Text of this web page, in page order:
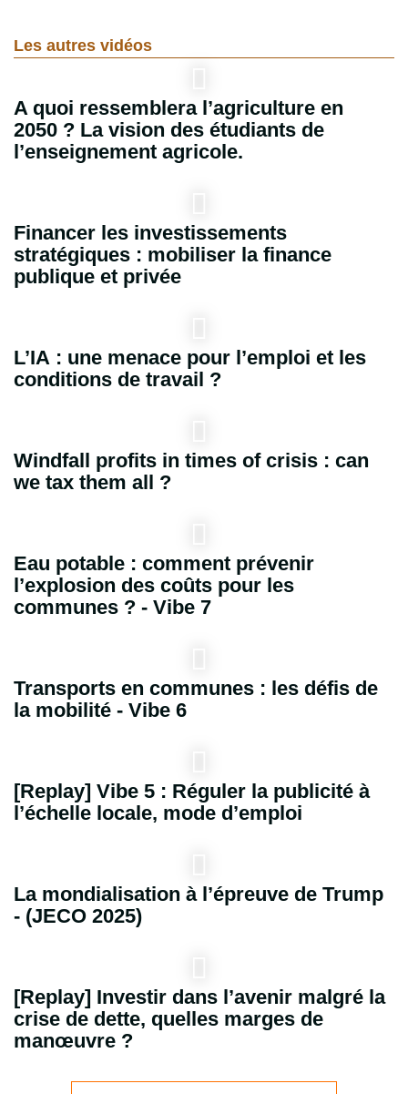
Les autres vidéos
A quoi ressemblera l’agriculture en
2050 ? La vision des étudiants de
l’enseignement agricole.
Financer les investissements
stratégiques : mobiliser la finance
publique et privée
L’IA : une menace pour l’emploi et les
conditions de travail ?
Windfall profits in times of crisis : can
we tax them all ?
Eau potable : comment prévenir
l’explosion des coûts pour les
communes ? - Vibe 7
Transports en communes : les défis de
la mobilité - Vibe 6
[Replay] Vibe 5 : Réguler la publicité à
l’échelle locale, mode d’emploi
La mondialisation à l’épreuve de Trump
- (JECO 2025)
[Replay] Investir dans l’avenir malgré la
crise de dette, quelles marges de
manœuvre ?